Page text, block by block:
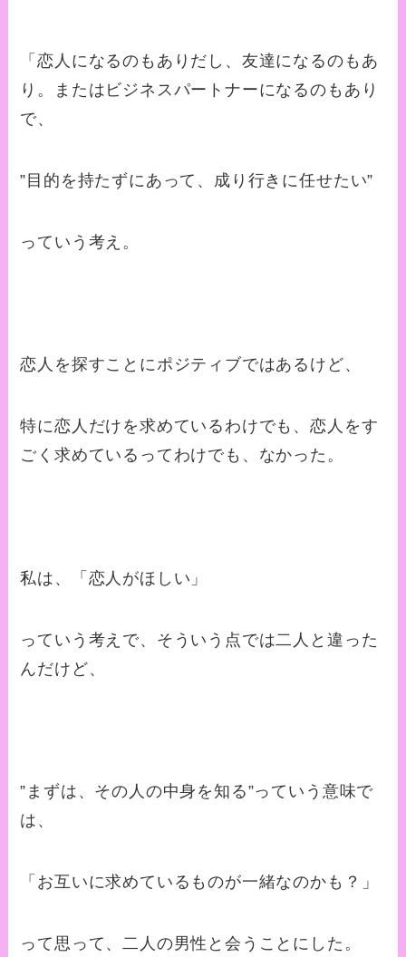
「恋人になるのもありだし、友達になるのもあ
り。またはビジネスパートナーになるのもあり
で、
”目的を持たずにあって、成り行きに任せたい”
っていう考え。
恋人を探すことにポジティブではあるけど、
特に恋人だけを求めているわけでも、恋人をす
ごく求めているってわけでも、なかった。
私は、「恋人がほしい」
っていう考えで、そういう点では二人と違った
んだけど、
”まずは、その人の中身を知る”っていう意味で
は、
「お互いに求めているものが一緒なのかも？」
って思って、二人の男性と会うことにした。